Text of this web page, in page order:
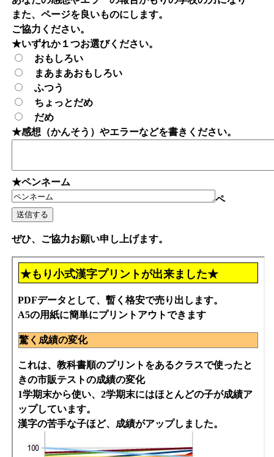
また、ページを良いものにします。
ご協力ください。
★いずれか１つお選びください。
おもしろい
まあまあおもしろい
ふつう
ちょっとだめ
だめ
★感想（かんそう）やエラーなどを書きください。
★ペンネーム
ペ
ぜひ、ご協力お願い申し上げます。